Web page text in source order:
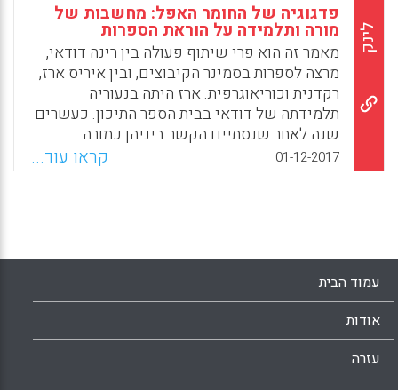
לינק
פדגוגיה של החומר האפל: מחשבות של
מורה ותלמידה על הוראת הספרות
מאמר זה הוא פרי שיתוף פעולה בין רינה דודאי,
מרצה לספרות בסמינר הקיבוצים, ובין איריס ארז,
רקדנית וכוריאוגרפית. ארז היתה בנעוריה
תלמידתה של דודאי בבית הספר התיכון. כעשרים
שנה לאחר שנסתיים הקשר ביניהן כמורה
ותלמידה נפגשו דודאי וארז במטרה להיזכר
באירועים המשמעותיים בלמידת ספרות, אלה
מורים לספרות.מהמפגש עלה כי בכוחם של
שיעורי הספרות להפגיש את התלמידים עם
החומרים האפלים של החיים: מצבים
מבחינה מוסרית; כתוצאה מכך, מתחדדת רגישותם
בניואנסים וכן הם חווים קתרזיס – זיכוך או ניקוי
01-12-2017 קראו עוד...
עמוד הבית
אודות
עזרה